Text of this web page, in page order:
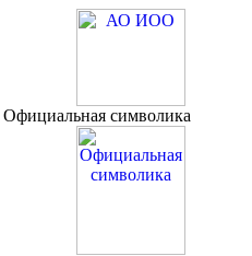
Официальная символика